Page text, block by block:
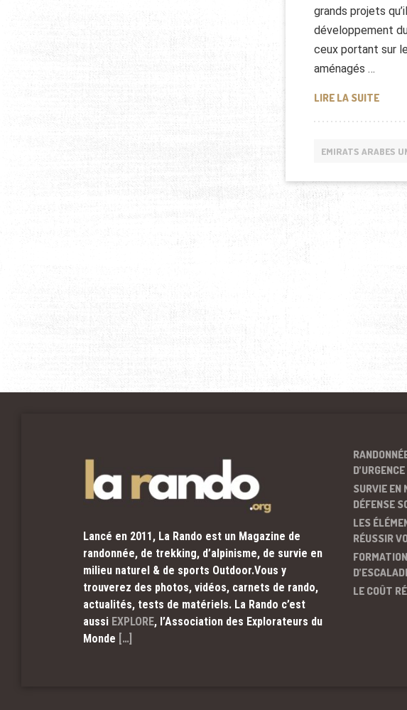
grands projets
développement
ceux portant sur
aménagés …
LIRE LA SUITELE
EMIRATS ARABES
Lancé en 2011, La Rando est un Magazine de
randonnée, de trekking, d’alpinisme, de survie en
milieu naturel & de sports Outdoor.Vous y
trouverez des photos, vidéos, carnets de rando,
actualités, tests de matériels. La Rando c’est
aussi EXPLORE, l’Association des Explorateurs du
Monde […]
SURVIE EN
DÉFENSE
LES
RÉUSSIR
LE COÛT